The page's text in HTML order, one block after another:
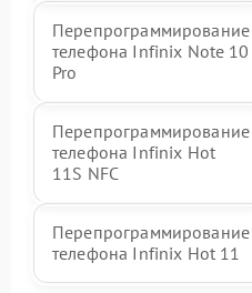
Перепрограммирование
телефона Infinix Note 10
Pro
Перепрограммирование
телефона Infinix Hot
11S NFC
Перепрограммирование
телефона Infinix Hot 11